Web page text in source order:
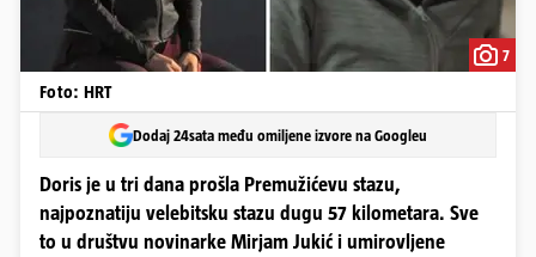
7
Foto: HRT
Dodaj 24sata među omiljene izvore na Googleu
Doris je u tri dana prošla Premužićevu stazu,
najpoznatiju velebitsku stazu dugu 57 kilometara. Sve
to u društvu novinarke Mirjam Jukić i umirovljene